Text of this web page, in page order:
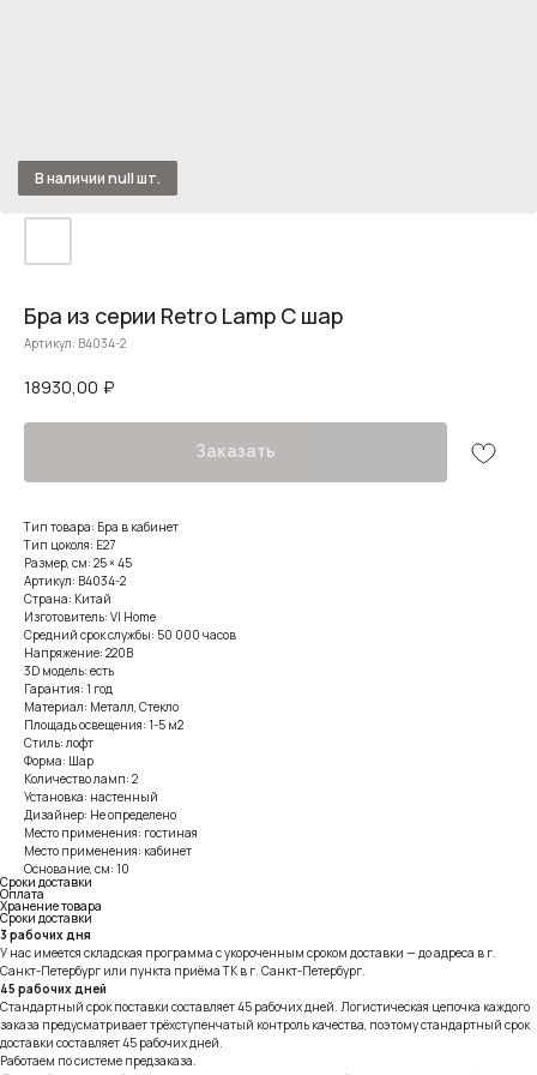
Бра из серии Retro Lamp C шар
Артикул: B4034-2
18930,00 ₽
Заказать
Тип товара: Бра в кабинет
Тип цоколя: E27
Размер, см: 25 × 45
Артикул: B4034-2
Страна: Китай
Изготовитель: VI Home
Средний срок службы: 50 000 часов
Напряжение: 220В
3D модель: есть
Гарантия: 1 год
Материал: Металл, Стекло
Площадь освещения: 1-5 м2
Стиль: лофт
Форма: Шар
Количество ламп: 2
Установка: настенный
Дизайнер: Не определено
Место применения: гостиная
Место применения: кабинет
Основание, см: 10
Сроки доставки
Оплата
Хранение товара
Сроки доставки
3 рабочих дня
У нас имеется складская программа с укороченным сроком доставки — до адреса в г.
Санкт-Петербург или пункта приёма ТК в г. Санкт-Петербург.
45 рабочих дней
Стандартный срок поставки составляет 45 рабочих дней. Логистическая цепочка каждого
заказа предусматривает трёхступенчатый контроль качества, поэтому стандартный срок
доставки составляет 45 рабочих дней.
Работаем по системе предзаказа.